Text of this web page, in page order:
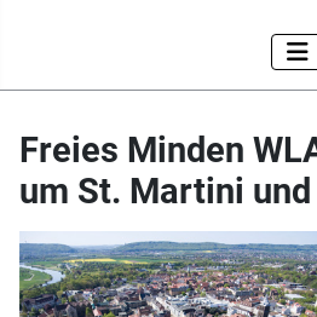
Freies Minden
um St. Martini